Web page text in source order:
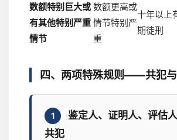
数额特别巨大或
有其他特别严重
情节
数额更高或
情节特别严
重
十年以上
期徒刑
四、两项特殊规则——共犯
1
鉴定人、证明人、评估
共犯